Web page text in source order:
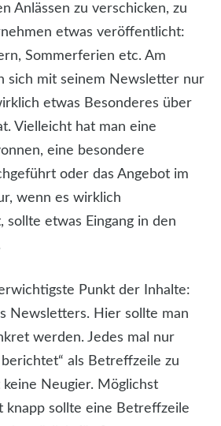
Anlässen zu verschicken, zu
etwas veröffentlicht:
Sommerferien etc. Am
sich mit seinem Newsletter nur
etwas Besonderes über
Vielleicht hat man eine
eine besondere
oder das Angebot im
wenn es wirklich
etwas Eingang in den
Punkt der Inhalte:
Newsletters. Hier sollte man
werden. Jedes mal nur
als Betreffzeile zu
Neugier. Möglichst
knapp sollte eine Betreffzeile